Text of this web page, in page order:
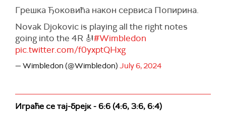
Грешка Ђоковића након сервиса Попирина.
Novak Djokovic is playing all the right notes
going into the 4R 🎻#Wimbledon
pic.twitter.com/f0yxptQHxg
— Wimbledon (@Wimbledon) July 6, 2024
Играће се тај-брејк - 6:6 (4:6, 3:6, 6:4)